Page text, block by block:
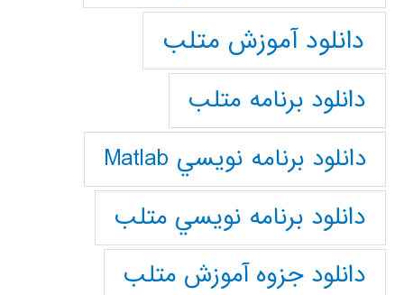
دانلود آموزش متلب
دانلود برنامه متلب
دانلود برنامه نويسي Matlab
دانلود برنامه نويسي متلب
دانلود جزوه آموزش متلب